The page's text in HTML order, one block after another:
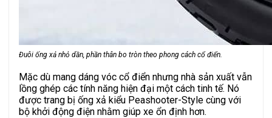
Đuôi ống xả nhỏ dần, phần thân bo tròn theo phong cách cổ điển.
Mặc dù mang dáng vóc cổ điển nhưng nhà sản xuất vẫn
lồng ghép các tính năng hiện đại một cách tinh tế. Nó
được trang bị ống xả kiểu Peashooter-Style cùng với
bộ khởi động điện nhằm giúp xe ổn định hơn.